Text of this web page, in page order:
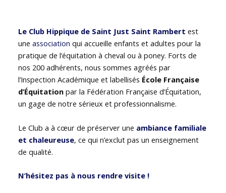
Le Club Hippique de Saint Just Saint Rambert est
uneassociation qui accueille enfants et adultes pour la
pratique de l’équitation à cheval ou à poney. Forts de
nos 200 adhérents, nous sommes agréés par
l’Inspection Académique et labellisés École Française
d’Équitation par la Fédération Française d’Équitation,
un gage de notre sérieux et professionnalisme.
Le Club a à cœur de préserver une ambiance familiale
et chaleureuse, ce qui n’exclut pas un enseignement
de qualité.
N’hésitez pas à nous rendre visite !